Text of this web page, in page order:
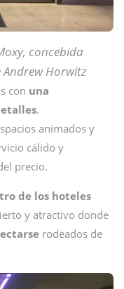
concebida
Horwitz
con una
.
animados y
cálido y
precio.
de los hoteles
y atractivo donde
rodeados de